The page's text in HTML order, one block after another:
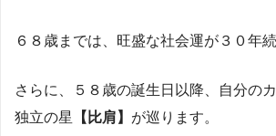
６８歳までは、旺盛な社会運が３０年続
さらに、５８歳の誕生日以降、自分の
独立の星
【比肩】 が巡ります。